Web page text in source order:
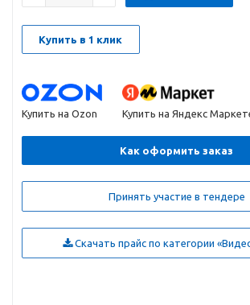
Купить в 1 клик
Купить на Ozon Купить на Яндекс
Как оформить заказ
Принять участие в тендере
Скачать прайс по категории